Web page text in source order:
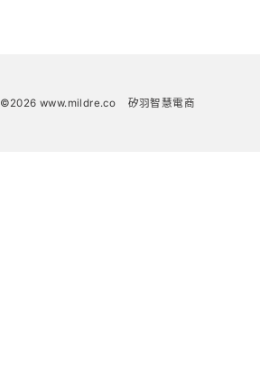
©2026 www.mildre.co 矽羽智慧電商